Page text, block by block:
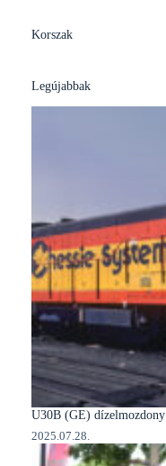
Korszak
Legújabbak
U30B (GE) dízelmozdony
2025.07.28.